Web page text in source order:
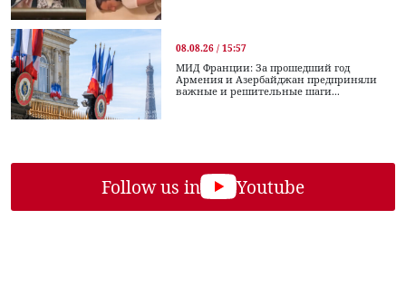
08.08.26 / 15:57
МИД Франции: За прошедший год
Армения и Азербайджан предприняли
важные и решительные шаги...
Follow us in Youtube